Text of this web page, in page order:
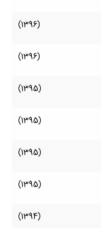
(1396)
(1396)
(1395)
(1395)
(1395)
(1395)
(1394)